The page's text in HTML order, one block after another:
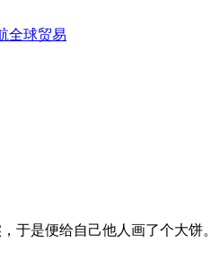
全球贸易
于是便给自己他人画了个大饼。